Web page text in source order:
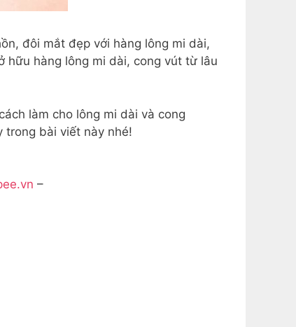
đôi mắt đẹp với hàng lông mi dài,
hữu hàng lông mi dài, cong vút từ lâu
làm cho lông mi dài và cong
trong bài viết này nhé!
–